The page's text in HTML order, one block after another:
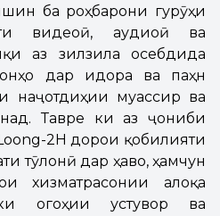
ба роҳбарони гурӯҳи
видеоӣ, аудиоӣ ва
аз зилзила осебдида
дар идора ва паҳн
наҷотдиҳии муассир ва
Тавре ки аз ҷониби
2H дорои қобилияти
тӯлонӣ дар ҳаво, ҳамчун
хизматрасонии алоқа
огоҳии устувор ва